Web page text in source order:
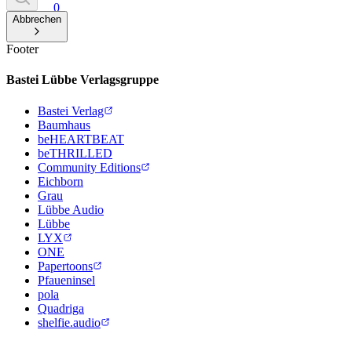
0
Abbrechen
Footer
Bastei Lübbe Verlagsgruppe
Bastei Verlag
Baumhaus
beHEARTBEAT
beTHRILLED
Community Editions
Eichborn
Grau
Lübbe Audio
Lübbe
LYX
ONE
Papertoons
Pfaueninsel
pola
Quadriga
shelfie.audio